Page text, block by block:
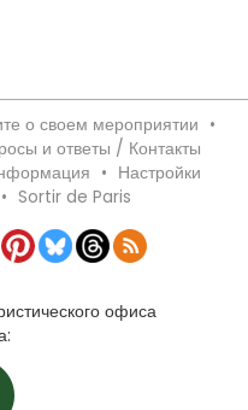
о своем мероприятии •
и ответы / Контакты
• Настройки
• Sortir de Paris
офиса